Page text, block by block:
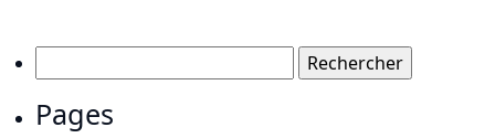
Pages